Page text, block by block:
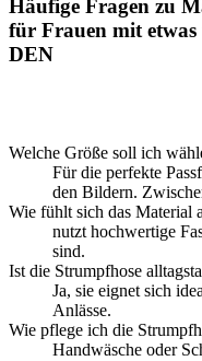
Häufige Fragen zu
für Frauen mit
DEN
Welche Größe soll ich
Für die perfekte
den Bildern.
Wie fühlt sich das Material
nutzt hochwertige
sind.
Ist die Strumpfhose
Ja, sie eignet sich
Anlässe.
Wie pflege ich die
Handwäsche oder